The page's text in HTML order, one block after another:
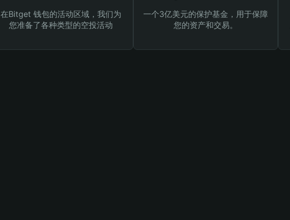
在Bitget 钱包的活动区域，我们为
您准备了各种类型的空投活动
一个3亿美元的保护基金，用于保障
您的资产和交易。